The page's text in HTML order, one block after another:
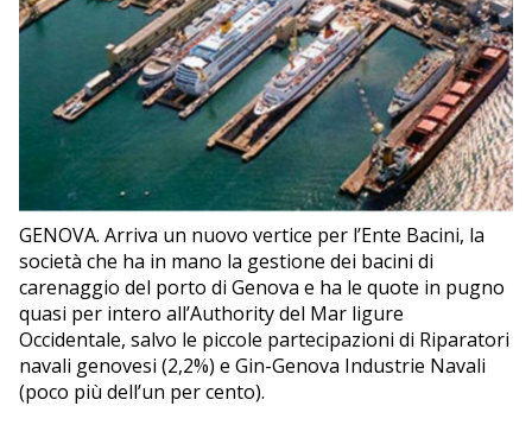
GENOVA. Arriva un nuovo vertice per l’Ente Bacini, la
società che ha in mano la gestione dei bacini di
carenaggio del porto di Genova e ha le quote in pugno
quasi per intero all’Authority del Mar ligure
Occidentale, salvo le piccole partecipazioni di Riparatori
navali genovesi (2,2%) e Gin-Genova Industrie Navali
(poco più dell’un per cento).